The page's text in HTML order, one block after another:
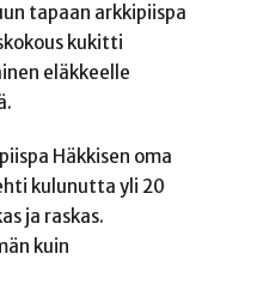
tapaan arkkipiispa
kukitti
eläkkeelle
Häkkisen oma
kulunutta yli 20
ja raskas.
kuin